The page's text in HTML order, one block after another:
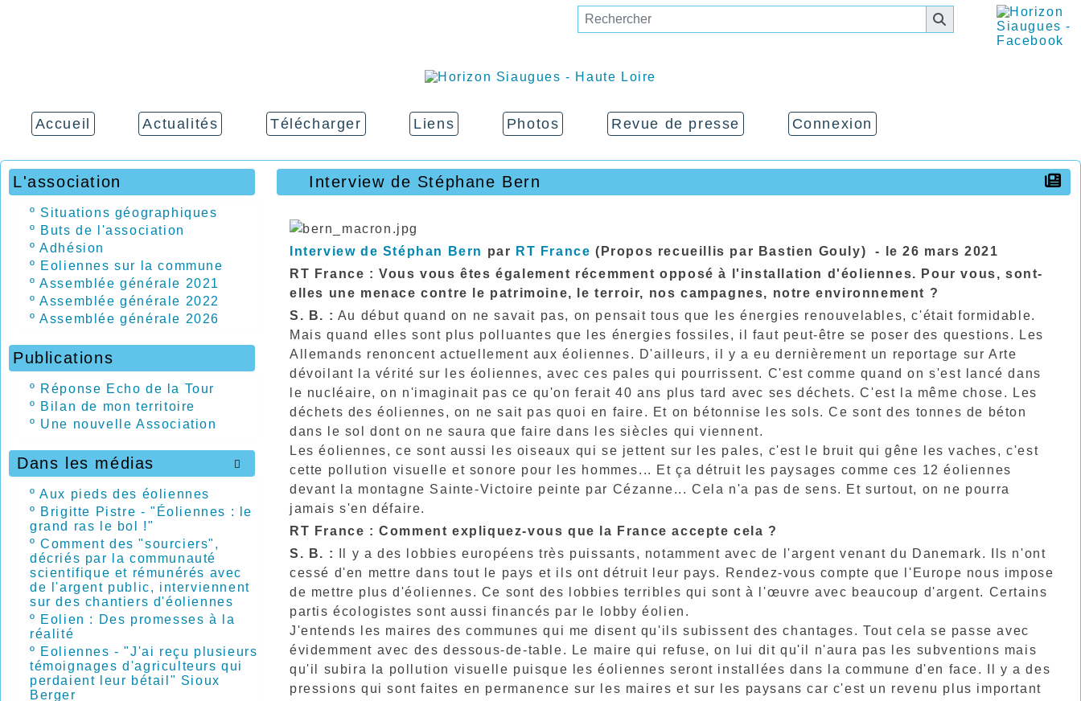
Accueil Actualités Télécharger Liens Photos Revue de presse Connexion
L'association
º Situations géographiques
º Buts de l'association
ºAdhésion
º Eoliennes sur la commune
ºAssemblée générale 2021
ºAssemblée générale 2022
ºAssemblée générale 2026
Publications
º Réponse Echo de la Tour
º Bilan de mon territoire
º Une nouvelle Association

Dans les médias
ºAux pieds des éoliennes
º Brigitte Pistre - "Éoliennes : le
grand ras le bol !"
ºComment des "sourciers",
décriés par la communauté
scientifique et rémunérés avec
de l'argent public, interviennent
sur des chantiers d'éoliennes
º Eolien : Des promesses à la
réalité
º Eoliennes - "J'ai reçu plusieurs
témoignages d'agriculteurs qui
perdaient leur bétail" Sioux
Berger
Interview de Stéphane Bern
Interview de Stéphan Bern par RT France (Propos recueillis par Bastien Gouly) - le 26 mars 2021
RT France : Vous vous êtes également récemment opposé à l'installation d'éoliennes. Pour vous, sont-
elles une menace contre le patrimoine, le terroir, nos campagnes, notre environnement ?
S. B. : Au début quand on ne savait pas, on pensait tous que les énergies renouvelables, c'était formidable.
Mais quand elles sont plus polluantes que les énergies fossiles, il faut peut-être se poser des questions. Les
Allemands renoncent actuellement aux éoliennes. D'ailleurs, il y a eu dernièrement un reportage sur Arte
dévoilant la vérité sur les éoliennes, avec ces pales qui pourrissent. C'est comme quand on s'est lancé dans
le nucléaire, on n'imaginait pas ce qu'on ferait 40 ans plus tard avec ses déchets. C'est la même chose. Les
déchets des éoliennes, on ne sait pas quoi en faire. Et on bétonnise les sols. Ce sont des tonnes de béton
dans le sol dont on ne saura que faire dans les siècles qui viennent.
Les éoliennes, ce sont aussi les oiseaux qui se jettent sur les pales, c'est le bruit qui gêne les vaches, c'est
cette pollution visuelle et sonore pour les hommes... Et ça détruit les paysages comme ces 12 éoliennes
devant la montagne Sainte-Victoire peinte par Cézanne... Cela n'a pas de sens. Et surtout, on ne pourra
jamais s'en défaire.
RT France : Comment expliquez-vous que la France accepte cela ?
S. B. :
Il y a des lobbies européens très puissants, notamment avec de l'argent venant du Danemark. Ils n'ont
cessé d'en mettre dans tout le pays et ils ont détruit leur pays. Rendez-vous compte que l'Europe nous impose
de mettre plus d'éoliennes. Ce sont des lobbies terribles qui sont à l'œuvre avec beaucoup d'argent. Certains
partis écologistes sont aussi financés par le lobby éolien.
J'entends les maires des communes qui me disent qu'ils subissent des chantages. Tout cela se passe avec
évidemment avec des dessous-de-table. Le maire qui refuse, on lui dit qu'il n'aura pas les subventions mais
qu'il subira la pollution visuelle puisque les éoliennes seront installées dans la commune d'en face. Il y a des
pressions qui sont faites en permanence sur les maires et sur les paysans car c'est un revenu plus important